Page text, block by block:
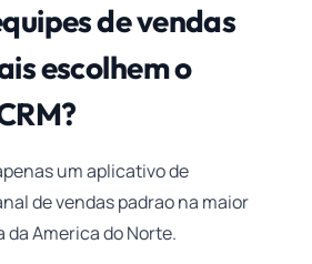
de vendas
escolhem o
um aplicativo de
de vendas padrao na maior
America do Norte.